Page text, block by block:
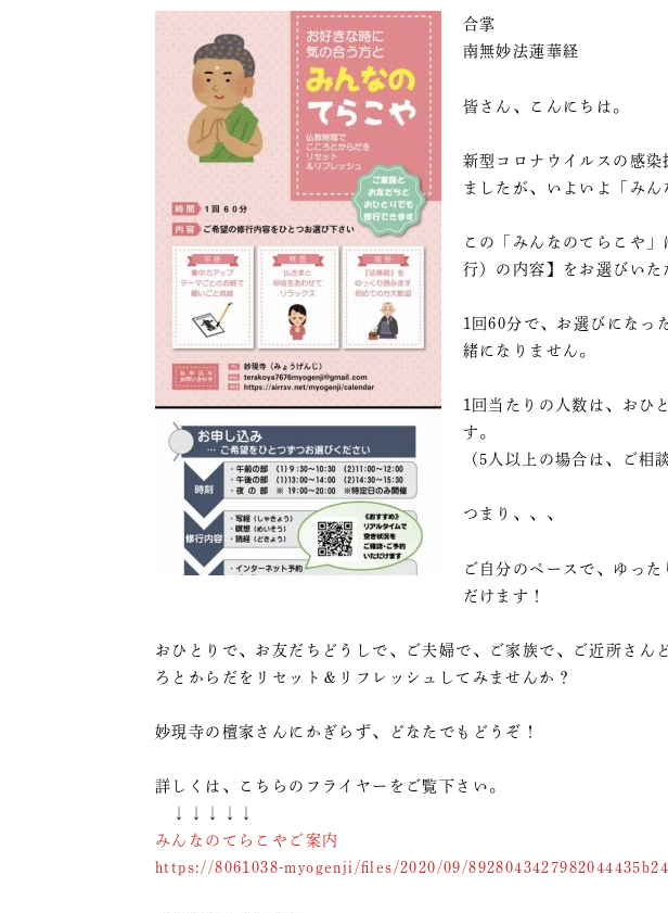
合掌
南無妙法蓮華経
皆さん、こんにちは。
新型コロナウイルスの感染
ましたが、いよいよ「み
この「みんなのてらこや
行）の内容】をお選びいた
1回60分で、お選びになっ
緒になりません。
1回当たりの人数は、おひ
す。
（5人以上の場合は、ご相
つまり、、、
ご自分のペースで、ゆっ
だけます！
おひとりで、お友だちどうしで、ご夫婦で、ご家族で、ご近所さん
ろとからだをリセット＆リフレッシュしてみませんか？
妙現寺の檀家さんにかぎらず、どなたでもどうぞ！
詳しくは、こちらのフライヤーをご覧下さい。
↓↓↓↓↓
みんなのてらこやご案内
https://8061038-myogenji/files/2020/09/